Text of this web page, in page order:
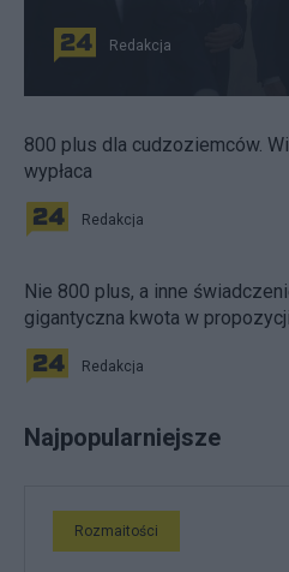
Redakcja
800 plus dla cudzoziemców.
wypłaca
Redakcja
Nie 800 plus, a inne
gigantyczna kwota w propozycji
Redakcja
Najpopularniejsze
Rozmaitości